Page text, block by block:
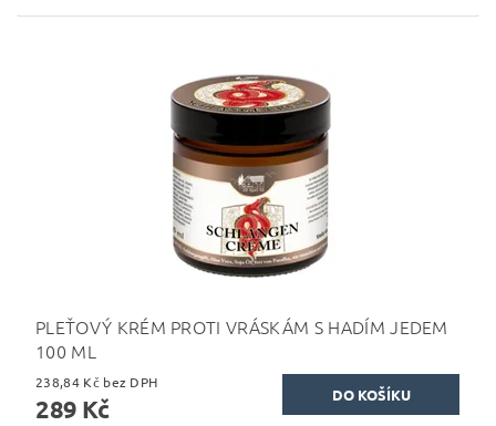
PLEŤOVÝ KRÉM PROTI VRÁSKÁM S HADÍM JEDEM
100 ML
238,84 Kč bez DPH
289 Kč